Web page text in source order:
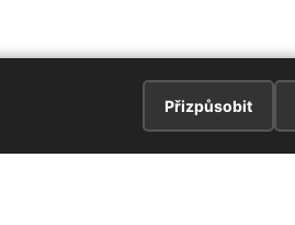
Přizpůsobit